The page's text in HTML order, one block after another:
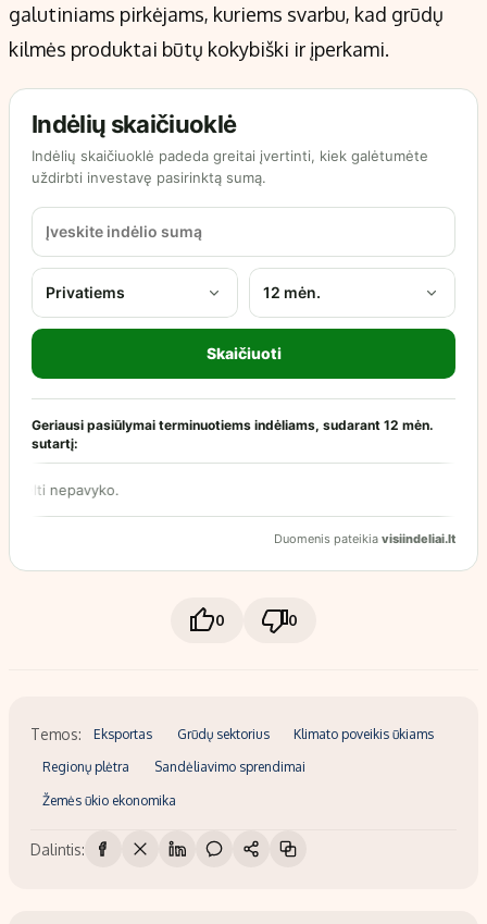
galutiniams pirkėjams, kuriems svarbu, kad grūdų
kilmės produktai būtų kokybiški ir įperkami.
0 0
Temos: Eksportas Grūdų sektorius Klimato poveikis ūkiams
Regionų plėtra Sandėliavimo sprendimai
Žemės ūkio ekonomika
Dalintis: